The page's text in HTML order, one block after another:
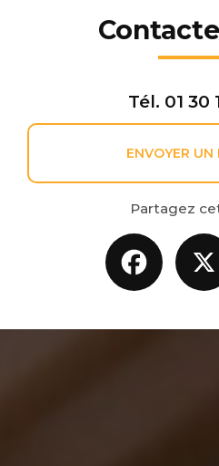
Tél. 01 30
ENVOYER UN
Partagez